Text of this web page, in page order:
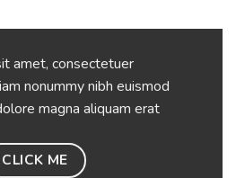
amet, consectetuer
nonummy nibh euismod
magna aliquam erat
CLICK ME